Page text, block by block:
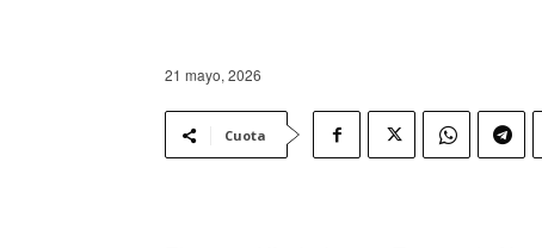
21 mayo, 2026
Cuota